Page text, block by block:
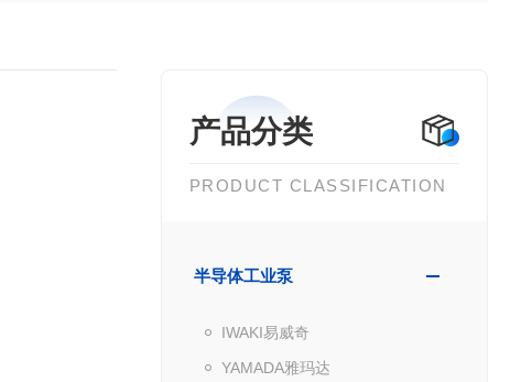
产品分类
PRODUCT CLASSIFICATION
半导体工业泵
IWAKI易威奇
YAMADA雅玛达